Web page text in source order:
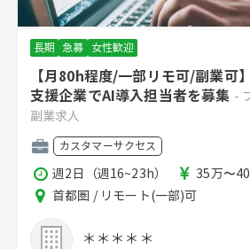
長期 急募 女性歓迎
【月80h程度/一部リモ可/副業可
支援企業でAI導入担当者を募集 -
副業求人
職
種
カスタマーサクセス
稼
働
時
間
週2日（週16~23h）
報
酬
35万〜
エ
ア
首都圏 / リモート(一部)可
＊＊＊＊＊